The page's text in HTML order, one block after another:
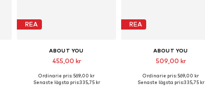
REA
ABOUT YOU
455,00 kr
Tillgängliga storlekar: 37, 38, 40
Ordinarie pris: 569,00 kr
Senaste lägsta pris:335,75 kr
REA
ABOUT YOU
509,00 kr
Ordinarie pris: 569,00 kr
Senaste lägsta pris:335,75 kr